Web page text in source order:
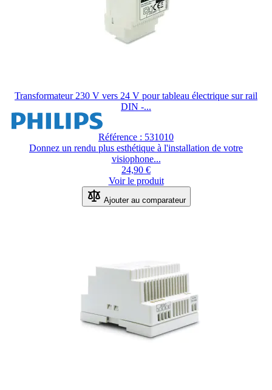
Transformateur 230 V vers 24 V pour tableau électrique sur rail
DIN -...
Référence : 531010
Donnez un rendu plus esthétique à l'installation de votre
visiophone...
24,90 €
Voir le produit
Ajouter au comparateur